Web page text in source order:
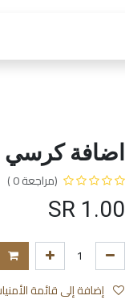
اضافة كرسي VIE
(مراجعة 0 )
1.00